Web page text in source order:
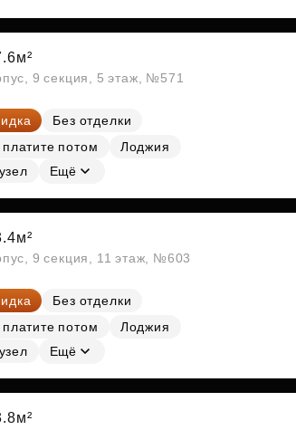
9 секция, 5 этаж, №571
Без отделки
потом
Лоджия
Ещё
9 секция, 11 этаж, №603
Без отделки
потом
Лоджия
Ещё